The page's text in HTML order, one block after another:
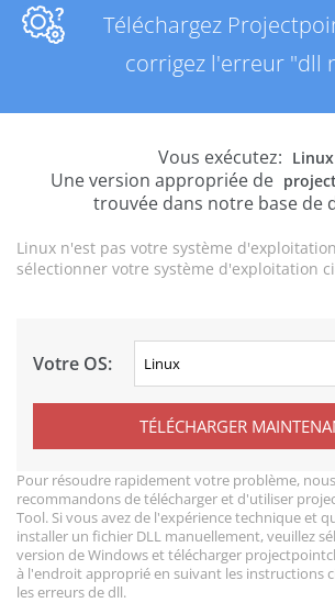
Téléchargez
corrigez l'erreur "dll
Vous exécutez: Linux
Une version appropriée de
trouvée dans notre base de
Linux n'est pas votre système
sélectionner votre système d'exploitation
Votre OS:
TÉLÉCHARGER
Pour résoudre rapidement votre problème,
recommandons de télécharger et d'utiliser
Tool. Si vous avez de l'expérience technique et
installer un fichier DLL manuellement, veuillez
version de Windows et télécharger
à l'endroit approprié en suivant les instructions
les erreurs de dll.